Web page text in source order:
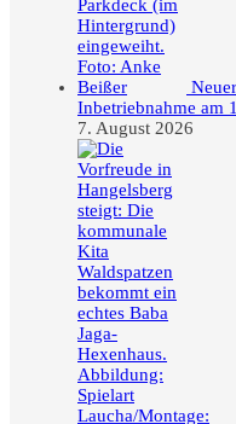
Inbetriebnahme am
7. August 2026